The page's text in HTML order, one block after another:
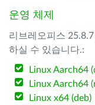
운영 체제
리브레오피스
하실 수 있습니다.:
Linux Aarch64
Linux Aarch64
Linux x64 (deb)